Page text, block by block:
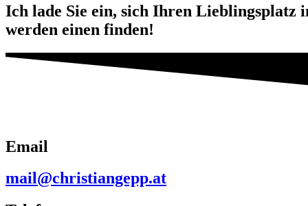
Ich lade Sie ein, sich Ihren Lieblingsplatz
werden einen finden!
Email
mail@christiangepp.at